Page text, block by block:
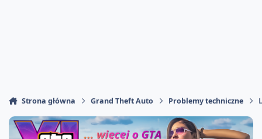
Strona główna Grand Theft Auto Problemy techniczne